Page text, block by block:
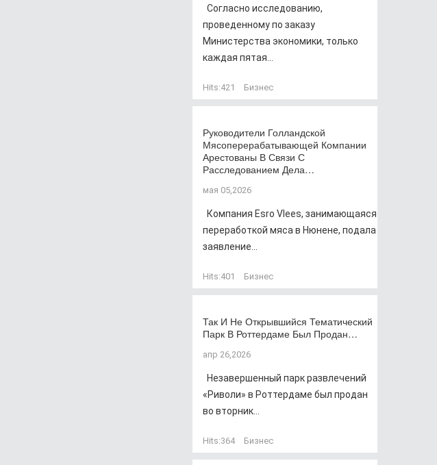
Согласно исследованию,
проведенному по заказу
Министерства экономики, только
каждая пятая...
Hits:421 Бизнес
Руководители Голландской
Мясоперерабатывающей Компании
Арестованы В Связи С
Расследованием Дела…
мая 05,2026
Компания Esro Vlees, занимающаяся
переработкой мяса в Нюнене, подала
заявление...
Hits:401 Бизнес
Так И Не Открывшийся Тематический
Парк В Роттердаме Был Продан…
апр 26,2026
Незавершенный парк развлечений
«Риволи» в Роттердаме был продан
во вторник...
Hits:364 Бизнес